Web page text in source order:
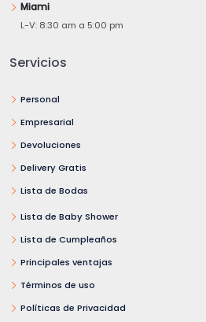
Miami
L-V: 8:30 am a 5:00 pm
Servicios
Personal
Empresarial
Devoluciones
Delivery Gratis
Lista de Bodas
Lista de Baby Shower
Lista de Cumpleaños
Principales ventajas
Términos de uso
Políticas de Privacidad